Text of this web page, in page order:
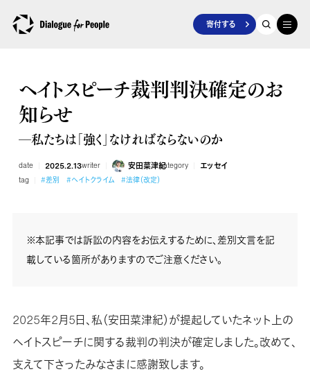
寄付する
ヘイトスピーチ裁判判決確定のお
知らせ
―私たちは「強く」なければならないのか
date 2025.2.13writer 安田菜津紀category エッセイ
tag #差別 #ヘイトクライム #法律（改定）
※本記事では訴訟の内容をお伝えするために、差別文言を記
載している箇所がありますのでご注意ください。
2025年2月5日、私（安田菜津紀）が提起していたネット上の
ヘイトスピーチに関する裁判の判決が確定しました。改めて、
支えて下さったみなさまに感謝致します。